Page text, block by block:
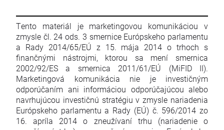
Tento materiál je marketingovou komunikáciou v
zmysle čl. 24 ods. 3 smernice Európskeho parlamentu
a Rady 2014/65/EÚ z 15. mája 2014 o trhoch s
finančnými nástrojmi, ktorou sa mení smernica
2002/92/ES a smernica 2011/61/EÚ (MiFID II).
Marketingová komunikácia nie je investičným
odporúčaním ani informáciou odporúčajúcou alebo
navrhujúcou investičnú stratégiu v zmysle nariadenia
Európskeho parlamentu a Rady (EÚ) č. 596/2014 zo
16. apríla 2014 o zneužívaní trhu (nariadenie o